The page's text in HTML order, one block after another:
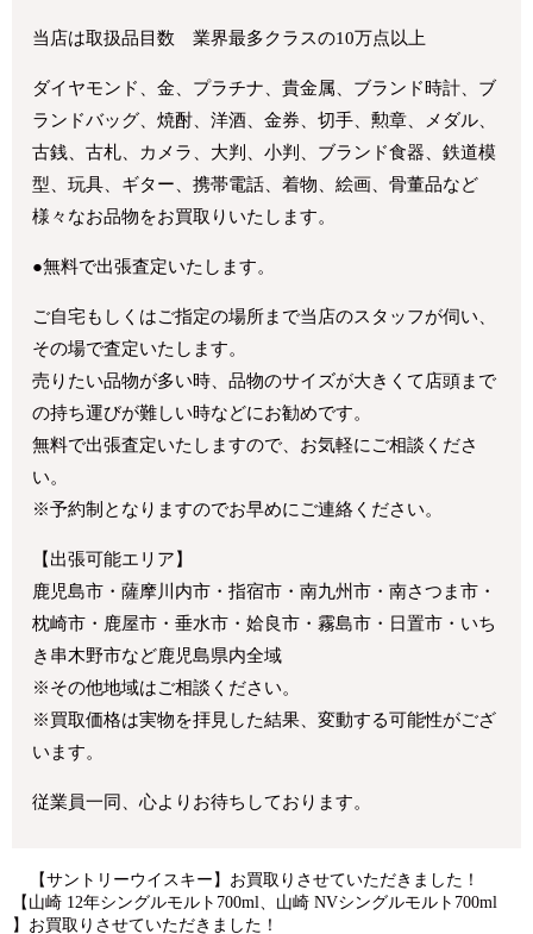
当店は取扱品目数 業界最多クラスの10万点以上
ダイヤモンド、金、プラチナ、貴金属、ブランド時計、ブ
ランドバッグ、焼酎、洋酒、金券、切手、勲章、メダル、
古銭、古札、カメラ、大判、小判、ブランド食器、鉄道模
型、玩具、ギター、携帯電話、着物、絵画、骨董品など
様々なお品物をお買取りいたします。
●無料で出張査定いたします。
ご自宅もしくはご指定の場所まで当店のスタッフが伺い、
その場で査定いたします。
売りたい品物が多い時、品物のサイズが大きくて店頭まで
の持ち運びが難しい時などにお勧めです。
無料で出張査定いたしますので、お気軽にご相談くださ
い。
※予約制となりますのでお早めにご連絡ください。
【出張可能エリア】
鹿児島市・薩摩川内市・指宿市・南九州市・南さつま市・
枕崎市・鹿屋市・垂水市・姶良市・霧島市・日置市・いち
き串木野市など鹿児島県内全域
※その他地域はご相談ください。
※買取価格は実物を拝見した結果、変動する可能性がござ
います。
従業員一同、心よりお待ちしております。
【サントリーウイスキー】お買取りさせていただきました！
【山崎 12年シングルモルト700ml、山崎 NVシングルモルト700ml
】お買取りさせていただきました！